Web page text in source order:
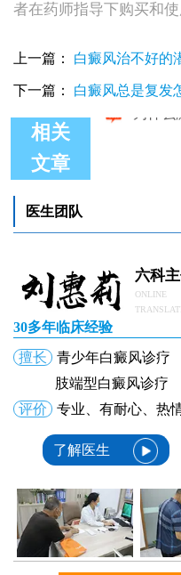
者在药师指导下购买和使
上一篇： 白癜风治不好的
下一篇： 白癜风总是复发
相关
文章
医生团队
六科
ONLINE
30多年临床经验
擅长
青少年白癜风诊疗
肢端型白癜风诊疗
评价
专业、有耐心、热
了解医生